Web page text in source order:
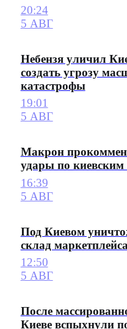
20:24
5 АВГ
Небензя уличил
создать угрозу
катастрофы
19:01
5 АВГ
Макрон
удары по
16:39
5 АВГ
Под Киевом
склад
12:50
5 АВГ
После
Киеве вспыхнули